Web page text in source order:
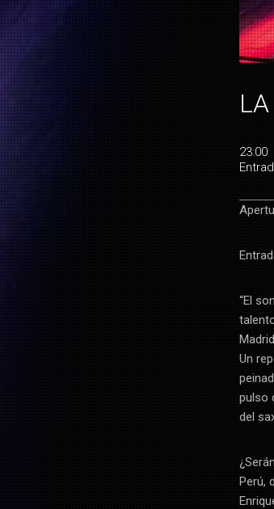
23:00
“El
Un
pulso
del
Perú,